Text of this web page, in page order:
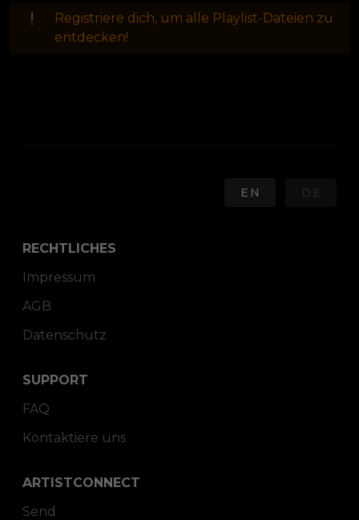
Registriere dich, um alle Playlist-Dateien zu
entdecken!
EN DE
RECHTLICHES
Impressum
AGB
Datenschutz
SUPPORT
FAQ
Kontaktiere uns
ARTISTCONNECT
Send